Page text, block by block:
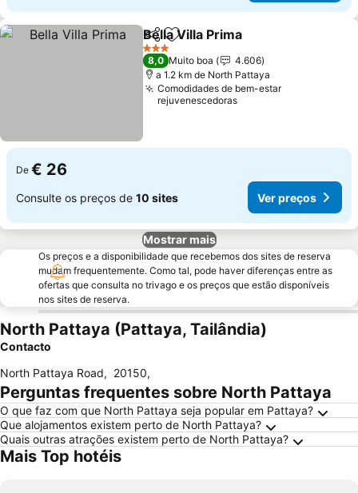
PartilharAdicionar aos favoritos
Bella Villa Prima
3 Estrelas
8,0 Muito boa
4.606
a 1.2 km de North Pattaya
Comodidades de bem-estar
rejuvenescedoras
De € 26
Consulte os preços de 10 sites Ver preços
Mostrar mais
Os preços e a disponibilidade que recebemos dos sites de reserva
mudam frequentemente. Como tal, pode haver diferenças entre as
ofertas que consulta no trivago e os preços que estão disponíveis
nos sites de reserva.
North Pattaya (Pattaya, Tailândia)
Contacto
North Pattaya Road, 20150,
Perguntas frequentes sobre North Pattaya
O que faz com que North Pattaya seja popular em Pattaya?
Que alojamentos existem perto de North Pattaya?
Quais outras atrações existem perto de North Pattaya?
Mais Top hotéis